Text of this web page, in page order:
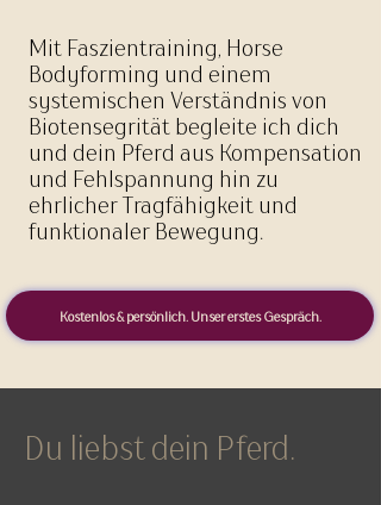
Mit Faszientraining, Horse
Bodyforming und einem
systemischen Verständnis von
Biotensegrität begleite ich dich
und dein Pferd aus Kompensation
und Fehlspannung hin zu
ehrlicher Tragfähigkeit und
funktionaler Bewegung.
Kostenlos & persönlich. Unser erstes Gespräch.
Du liebst dein Pferd.